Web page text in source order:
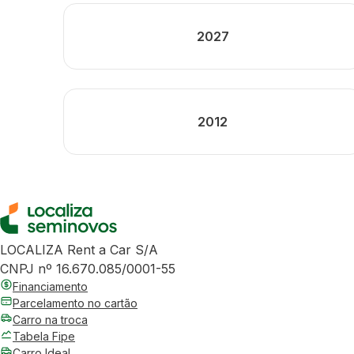
2027
2012
LOCALIZA Rent a Car S/A
CNPJ nº 16.670.085/0001-55
Financiamento
Parcelamento no cartão
Carro na troca
Tabela Fipe